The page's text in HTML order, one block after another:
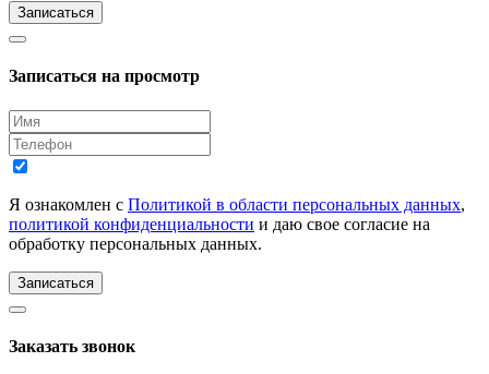
Записаться
Записаться на просмотр
Я ознакомлен с Политикой в области персональных данных,
политикой конфиденциальности и даю свое согласие на
обработку персональных данных.
Записаться
Заказать звонок